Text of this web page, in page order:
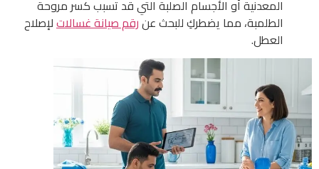
المعدنية أو الأجسام الصلبة التي قد تسبب كسر مروحة
الطلمبة، مما يضطركِ للبحث عنرقم صيانة غسالاتلإصلاح
العطل.